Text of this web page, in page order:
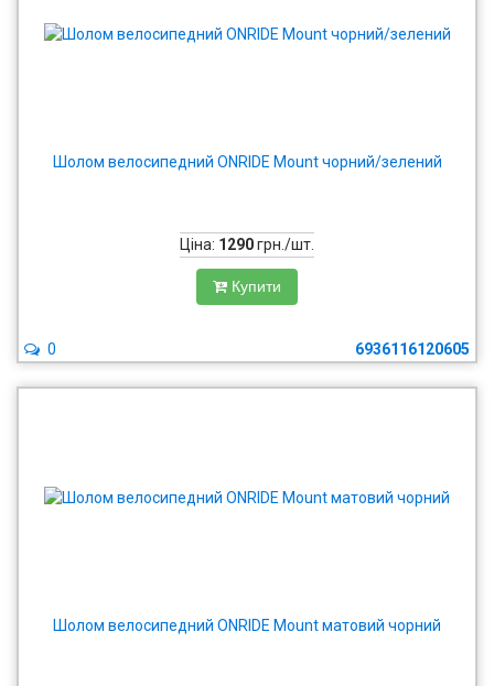
Шолом велосипедний ONRIDE Mount чорний/зелений
Ціна: 1290грн./шт.
Купити
6936116120605
0
Шолом велосипедний ONRIDE Mount матовий чорний